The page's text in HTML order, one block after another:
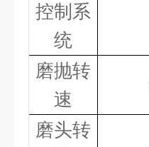
控制系
统
磨抛转
速
磨头转